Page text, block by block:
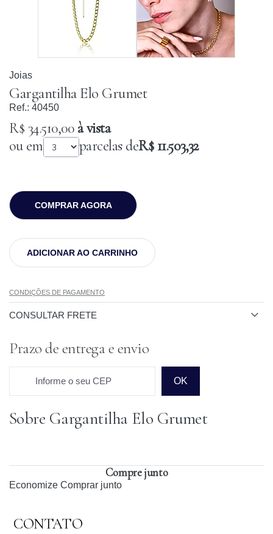
Joias
Gargantilha Elo Grumet
Ref.: 40450
R$ 34.510,00à vista
ou em
parcelas deR$ 11.503,32
COMPRAR AGORA
ADICIONAR AO CARRINHO
CONDIÇÕES DE PAGAMENTO
CONSULTAR FRETE
Prazo de entrega e envio
Informe o seu CEP OK
Prazo para o CEP
Sobre Gargantilha Elo Grumet
Compre junto
Economize Comprar junto
CONTATO